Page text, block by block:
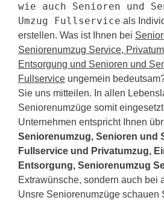
wie auch Senioren und
Umzug Fullservice als
erstellen. Was ist Ihnen bei
Seniorenumzug Service,
Entsorgung und Senioren und
Fullservice ungemein
Sie uns mitteilen. In allen
Seniorenumzüge somit
Unternehmen entspricht Ihnen
Seniorenumzug, Senioren und
Fullservice und Privatumzug,
Entsorgung, Seniorenumzug
Extrawünsche, sondern auch bei
Unsre Seniorenumzüge schauen